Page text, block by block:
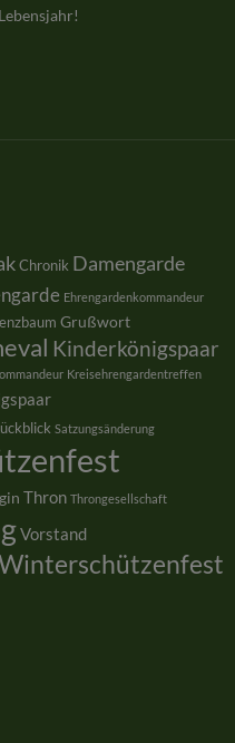
Chronik Damengarde
Ehrengardenkommandeur
Grußwort
Kinderkönigspaar
Kreisehrengardentreffen
Satzungsänderung
Thron Throngesellschaft
Vorstand